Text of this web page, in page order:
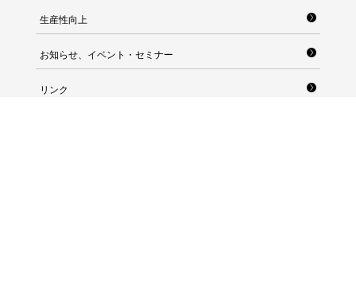
生産性向上
お知らせ、イベント・セミナー
リンク